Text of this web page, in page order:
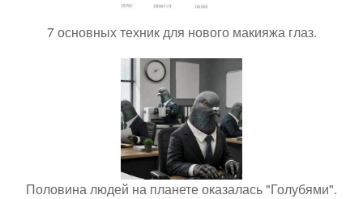
7 основных техник для нового макияжа глаз.
Половина людей на планете оказалась "Голубями".